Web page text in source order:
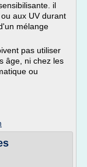
il
aux UV durant
mélange
pas utiliser
âge, ni chez les
ou